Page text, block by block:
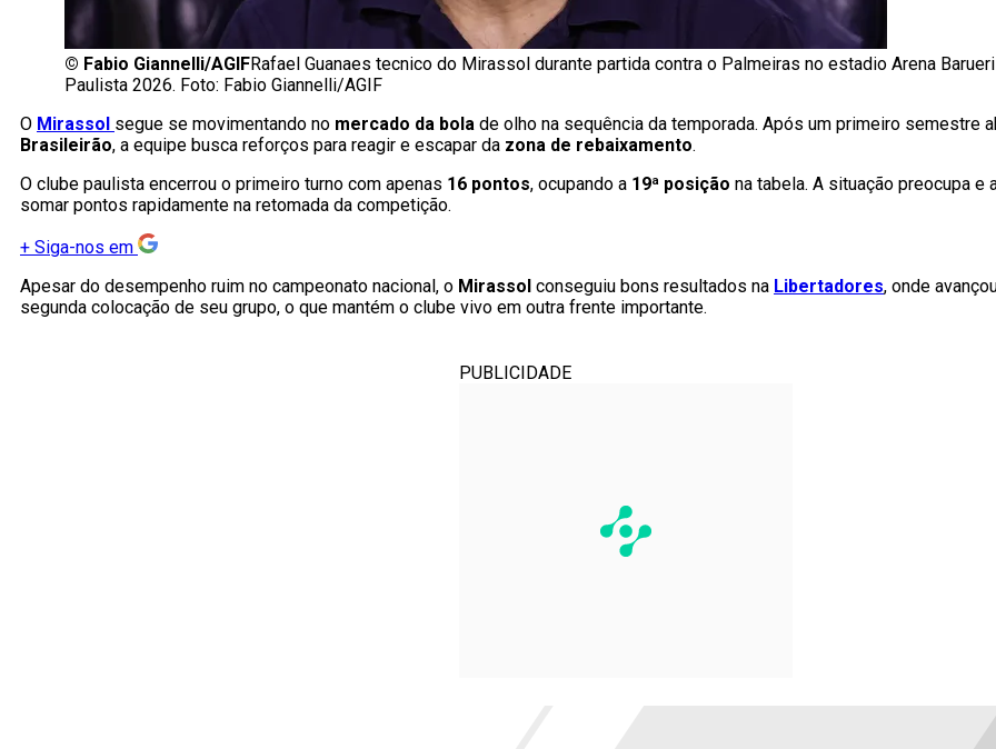
© Fabio Giannelli/AGIFRafael Guanaes tecnico do Mirassol durante partida contra o Palmeiras no estadio Arena
Paulista 2026. Foto: Fabio Giannelli/AGIF
O Mirassol segue se movimentando no mercado da bola de olho na sequência da temporada. Após um primeiro semestre
Brasileirão, a equipe busca reforços para reagir e escapar da zona de rebaixamento.
O clube paulista encerrou o primeiro turno com apenas 16 pontos, ocupando a 19ª posição na tabela. A situação preocupa e
somar pontos rapidamente na retomada da competição.
+ Siga-nos em
Apesar do desempenho ruim no campeonato nacional, o Mirassol conseguiu bons resultados na Libertadores, onde
segunda colocação de seu grupo, o que mantém o clube vivo em outra frente importante.
PUBLICIDADE